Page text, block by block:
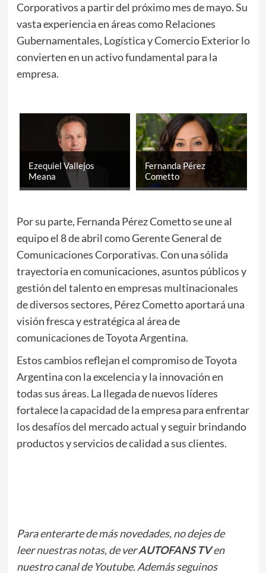
Corporativos a partir del próximo mes de mayo. Su
vasta experiencia en áreas como Relaciones
Gubernamentales, Logística y Comercio Exterior lo
convierten en un activo fundamental para la
empresa.
Ezequiel Vallejos
Meana
Fernanda Pérez
Cometto
Por su parte, Fernanda Pérez Cometto se une al
equipo el 8 de abril como Gerente General de
Comunicaciones Corporativas. Con una sólida
trayectoria en comunicaciones, asuntos públicos y
gestión del talento en empresas multinacionales
de diversos sectores, Pérez Cometto aportará una
visión fresca y estratégica al área de
comunicaciones de Toyota Argentina.
Estos cambios reflejan el compromiso de Toyota
Argentina con la excelencia y la innovación en
todas sus áreas. La llegada de nuevos líderes
fortalece la capacidad de la empresa para enfrentar
los desafíos del mercado actual y seguir brindando
productos y servicios de calidad a sus clientes.
Para enterarte de más novedades, no dejes de
leernuestras notas, de ver AUTOFANS TVen
nuestro canal de Youtube. Además seguinos